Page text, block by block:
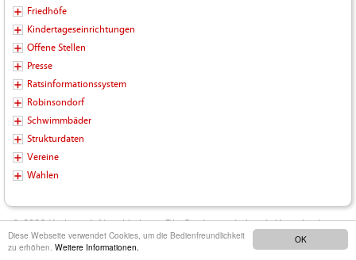
OK
Diese Webseite verwendet Cookies, um die Bedienfreundlichkeit
zu erhöhen. Weitere Informationen.
Friedhöfe
Kindertageseinrichtungen
Offene Stellen
Presse
Ratsinformationssystem
Robinsondorf
Schwimmbäder
Strukturdaten
Vereine
Wahlen
© 2026 Kreisstadt Neunkirchen - Die Stadt zum Leben | Kontakt |
Impressum | Datenschutz